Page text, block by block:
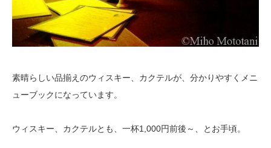
素晴らしい品揃えのウィスキー、カクテルが、分かりやすくメニ
ューブックになっています。
ウィスキー、カクテルとも、一杯1,000円前後～、とお手頃。